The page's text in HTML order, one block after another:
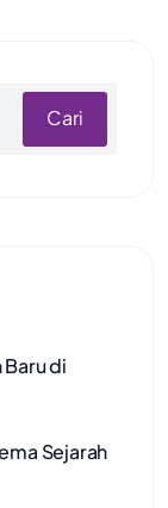
Cari
Baru di
Sejarah